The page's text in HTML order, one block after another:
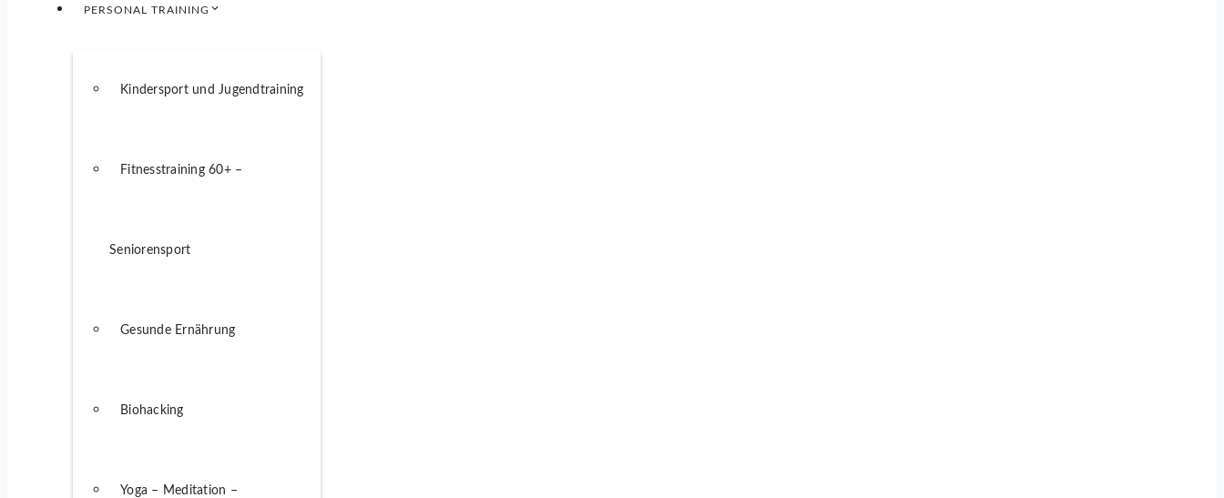
PERSONAL TRAINING
Kindersport und Jugendtraining
Fitnesstraining 60+ –
Seniorensport
Gesunde Ernährung
Biohacking
Yoga – Meditation –